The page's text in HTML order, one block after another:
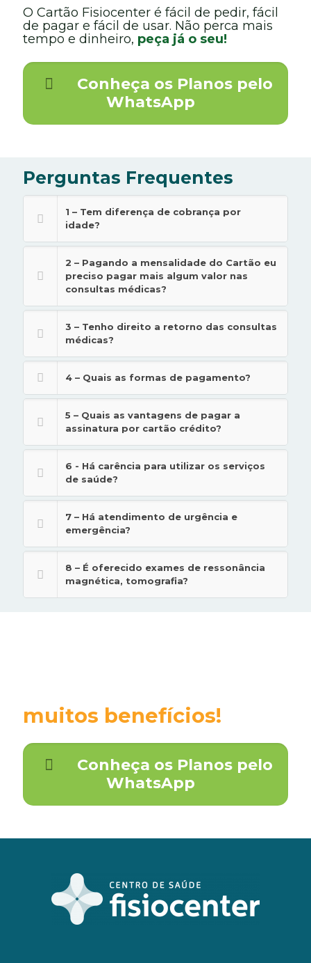
O Cartão Fisiocenter é fácil de pedir, fácil
de pagar e fácil de usar. Não perca mais
tempo e dinheiro, peça já o seu!
Conheça os Planos pelo
WhatsApp
Perguntas Frequentes
1 – Tem diferença de cobrança por
idade?
2 – Pagando a mensalidade do Cartão eu
preciso pagar mais algum valor nas
consultas médicas?
3 – Tenho direito a retorno das consultas
médicas?
4 – Quais as formas de pagamento?
5 – Quais as vantagens de pagar a
assinatura por cartão crédito?
6 - Há carência para utilizar os serviços
de saúde?
7 – Há atendimento de urgência e
emergência?
8 – É oferecido exames de ressonância
magnética, tomografia?
muitos benefícios!
Conheça os Planos pelo
WhatsApp